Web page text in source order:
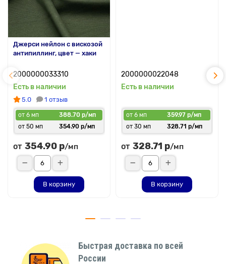
Джерси нейлон с вискозой
антипиллинг, цвет — хаки
2000000033310
Есть в наличии
5.0 1 отзыв
от 6 мп
388.70 р/мп
от 50 мп
354.90 р/мп
от 354.90 р/мп
В корзину
2000000022048
Есть в наличии
от 6 мп
359.97 р/мп
от 30 мп
328.71 р/мп
от 328.71 р/мп
В корзину
Быстрая доставка по всей
России